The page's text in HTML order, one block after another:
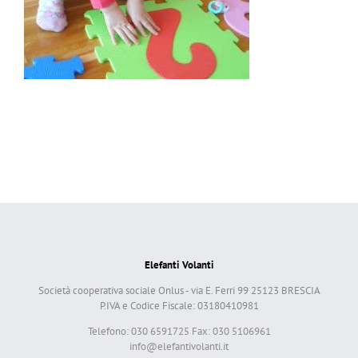
Elefanti Volanti
Società cooperativa sociale Onlus - via E. Ferri 99 25123 BRESCIA
P.IVA e Codice Fiscale: 03180410981
Telefono: 030 6591725 Fax: 030 5106961
info@elefantivolanti.it